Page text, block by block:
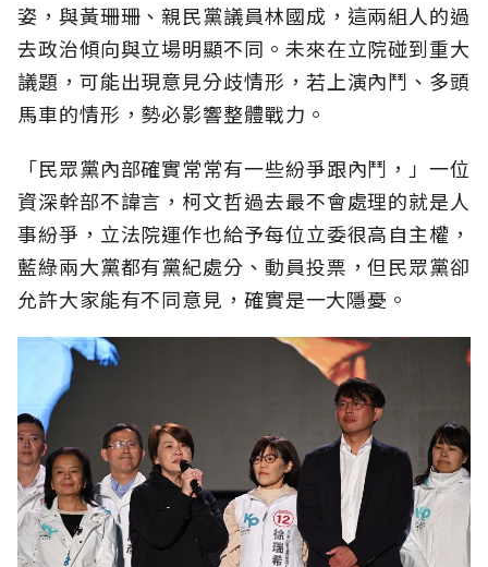
姿，與黃珊珊、親民黨議員林國成，這兩組人的過
去政治傾向與立場明顯不同。未來在立院碰到重大
議題，可能出現意見分歧情形，若上演內鬥、多頭
馬車的情形，勢必影響整體戰力。
「民眾黨內部確實常常有一些紛爭跟內鬥，」一位
資深幹部不諱言，柯文哲過去最不會處理的就是人
事紛爭，立法院運作也給予每位立委很高自主權，
藍綠兩大黨都有黨紀處分、動員投票，但民眾黨卻
允許大家能有不同意見，確實是一大隱憂。